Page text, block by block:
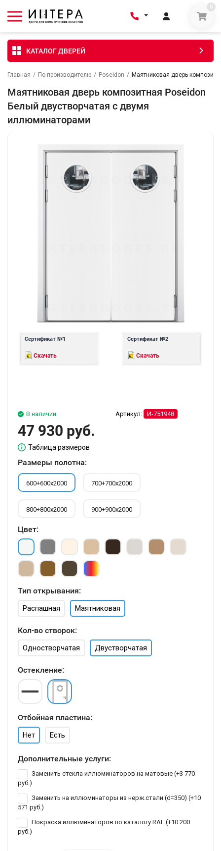
0
КАТАЛОГ ДВЕРЕЙ
Главная / По производителю / Poseidon / Маятниковая дверь
Маятниковая дверь композитная Poseidon
Белый двустворчатая с двумя
иллюминаторами
Сертификат №1
Скачать
Сертификат №2
Скачать
Артикул: И-751948
В наличии
47 930 руб.
Таблица размеров
Размеры полотна:
600+600х2000 700+700х2000
800+800х2000 900+900х2000
Цвет:
Тип открывания:
Распашная Маятниковая
Кол-во створок:
Одностворчатая Двустворчатая
Остекление:
Отбойная пластина:
Нет Есть
Дополнительные услуги:
Заменить стекла иллюминаторов на матовые (+3 770
руб.)
Заменить на иллюминаторы из нерж.стали (d=350) (+10
571 руб.)
Покраска иллюминаторов по каталогу RAL (+10 200
руб.)